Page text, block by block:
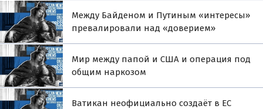
Между Байденом и Путиным «интересы»
превалировали над «доверием»
Мир между папой и США и операция под
общим наркозом
Ватикан неофициально создаёт в ЕС